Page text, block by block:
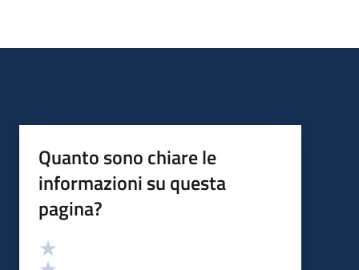
Quanto sono chiare le
informazioni su questa
pagina?
Valutazione